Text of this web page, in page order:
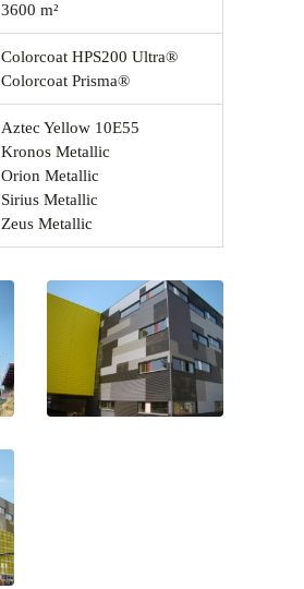
3600 m²
Colorcoat HPS200 Ultra®
Colorcoat Prisma®
Aztec Yellow 10E55
Kronos Metallic
Orion Metallic
Sirius Metallic
Zeus Metallic